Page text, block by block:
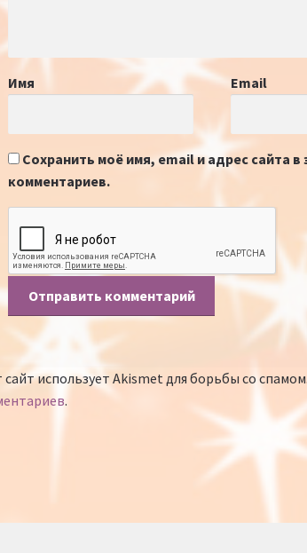
Имя Email
Сохранить моё имя, email и адрес сайта
комментариев.
сайт использует Akismet для борьбы со
.